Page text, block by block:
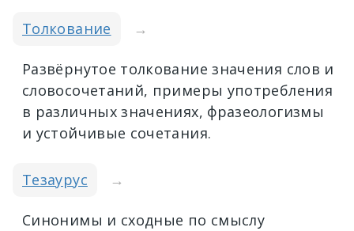
Толкование →
Развёрнутое толкование значения слов и
словосочетаний, примеры употребления
в различных значениях, фразеологизмы
и устойчивые сочетания.
Тезаурус →
Синонимы и сходные по смыслу